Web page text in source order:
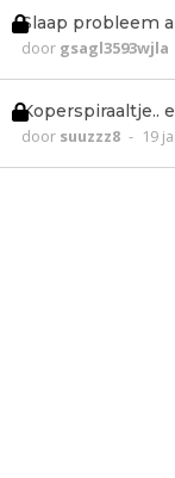
Slaap probleem
door gsagl3593wjla
Koperspiraaltje..
door suuzzz8 - 19